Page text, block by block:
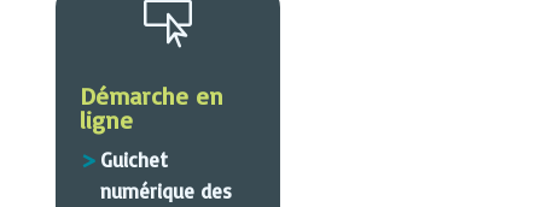

Démarche en
ligne
Guichet
numérique des